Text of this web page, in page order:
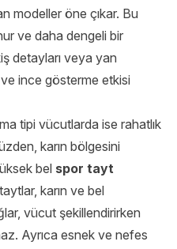
modeller öne çıkar. Bu
ve daha dengeli bir
detayları veya yan
ince gösterme etkisi
tipi vücutlarda ise rahatlık
karın bölgesini
bel spor tayt
karın ve bel
vücut şekillendirirken
Ayrıca esnek ve nefes